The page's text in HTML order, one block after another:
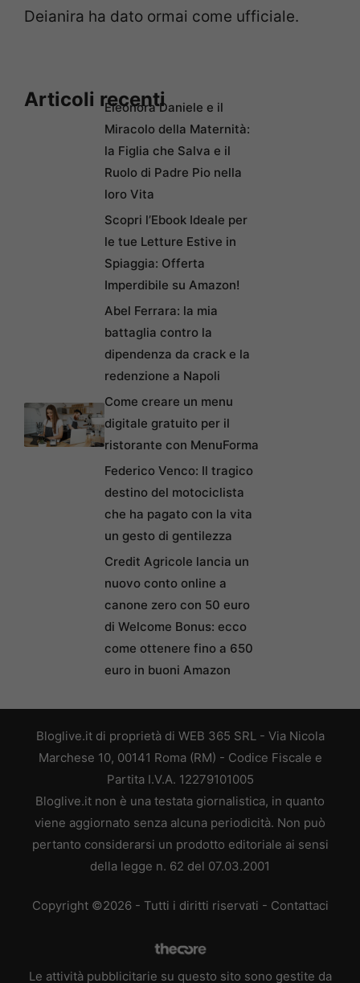
Deianira ha dato ormai come ufficiale.
Articoli recentiEleonora Daniele e il
Miracolo della Maternità:
la Figlia che Salva e il
Ruolo di Padre Pio nella
loro Vita
Scopri l’Ebook Ideale per
le tue Letture Estive in
Spiaggia: Offerta
Imperdibile su Amazon!
Abel Ferrara: la mia
battaglia contro la
dipendenza da crack e la
redenzione a Napoli
Come creare un menu
digitale gratuito per il
ristorante con MenuForma
Federico Venco: Il tragico
destino del motociclista
che ha pagato con la vita
un gesto di gentilezza
Credit Agricole lancia un
nuovo conto online a
canone zero con 50 euro
di Welcome Bonus: ecco
come ottenere fino a 650
euro in buoni Amazon
Bloglive.it di proprietà di WEB 365 SRL - Via Nicola
Marchese 10, 00141 Roma (RM) - Codice Fiscale e
Partita I.V.A. 12279101005
Bloglive.it non è una testata giornalistica, in quanto
viene aggiornato senza alcuna periodicità. Non può
pertanto considerarsi un prodotto editoriale ai sensi
della legge n. 62 del 07.03.2001
Copyright ©2026 - Tutti i diritti riservati - Contattaci
Le attività pubblicitarie su questo sito sono gestite da